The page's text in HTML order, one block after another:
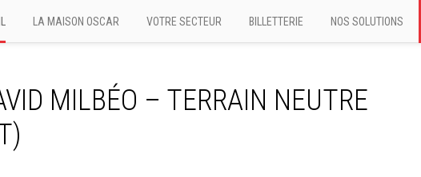
LA MAISON OSCAR VOTRE SECTEUR BILLETTERIE NOS SOLUTIONS
MILBÉO – TERRAIN NEUTRE